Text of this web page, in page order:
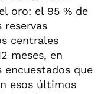
oro: el 95 % de
reservas
centrales
meses, en
encuestados que
esos últimos